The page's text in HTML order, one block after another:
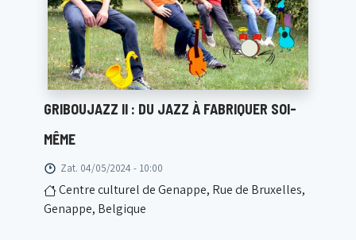
GRIBOUJAZZ II : DU JAZZ À FABRIQUER SOI-
MÊME
Zat. 04/05/2024 - 10:00
Centre culturel de Genappe, Rue de Bruxelles,
Genappe, Belgique